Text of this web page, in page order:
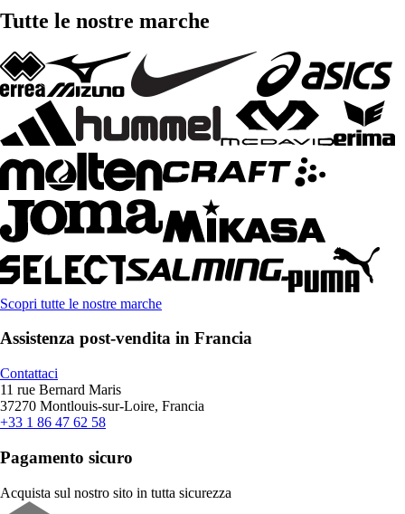
Tutte le nostre marche
Scopri tutte le nostre marche
Assistenza post-vendita in Francia
Contattaci
11 rue Bernard Maris
37270 Montlouis-sur-Loire, Francia
+33 1 86 47 62 58
Pagamento sicuro
Acquista sul nostro sito in tutta sicurezza